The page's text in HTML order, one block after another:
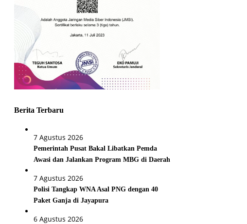
Berita Terbaru
7 Agustus 2026
Pemerintah Pusat Bakal Libatkan Pemda
Awasi dan Jalankan Program MBG di Daerah
7 Agustus 2026
Polisi Tangkap WNA Asal PNG dengan 40
Paket Ganja di Jayapura
6 Agustus 2026